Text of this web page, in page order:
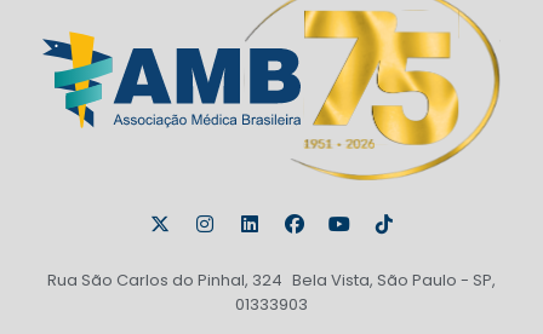
Rua São Carlos do Pinhal, 324 Bela Vista, São Paulo - SP,
01333903